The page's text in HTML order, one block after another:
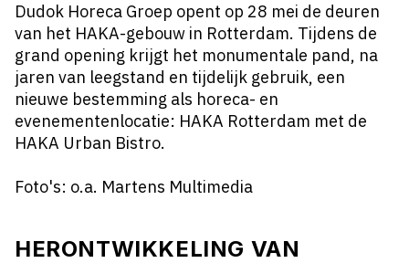
Dudok Horeca Groep opent op 28 mei de deuren
van het HAKA-gebouw in Rotterdam. Tijdens de
grand opening krijgt het monumentale pand, na
jaren van leegstand en tijdelijk gebruik, een
nieuwe bestemming als horeca- en
evenementenlocatie: HAKA Rotterdam met de
HAKA Urban Bistro.
Foto's: o.a. Martens Multimedia
HERONTWIKKELING VAN